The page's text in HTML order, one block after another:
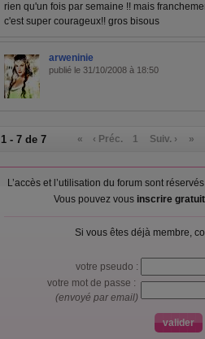
rien qu'un fois par semaine !! mais
c'est super courageux!! gros bisous
arweninie
publié le 31/10/2008 à 18:50
1 - 7 de 7 « ‹ Préc. 1 Suiv. › »
L’accès et l’utilisation du forum sont
Vous pouvez vous inscrire
Si vous êtes déjà membre,
votre pseudo :
votre mot de passe :
(envoyé par email)